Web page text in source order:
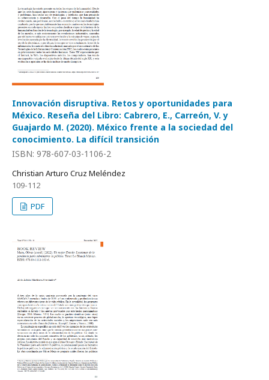
Innovación disruptiva. Retos y oportunidades para
México. Reseña del Libro: Cabrero, E., Carreón, V. y
Guajardo M. (2020). México frente a la sociedad del
conocimiento. La difícil transición
ISBN: 978-607-03-1106-2
Christian Arturo Cruz Meléndez
109-112
PDF